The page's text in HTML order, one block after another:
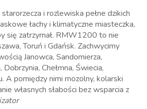
i rozlewiska pełne dzikich
łachy i klimatyczne miasteczka,
się zatrzymał. RMW1200 to nie
Toruń i Gdańsk. Zachwycimy
Janowca, Sandomierza,
Chełmna, Świecia,
A pomiędzy nimi mozolny, kolarski
własnych słabości bez wsparcia z